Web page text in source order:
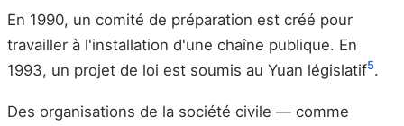
En 1990, un comité de préparation est créé pour
travailler à l'installation d'une chaîne publique. En
1993, un projet de loi est soumis au Yuan législatif5.
Des organisations de la société civile — comme